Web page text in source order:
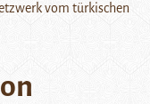
vom türkischen